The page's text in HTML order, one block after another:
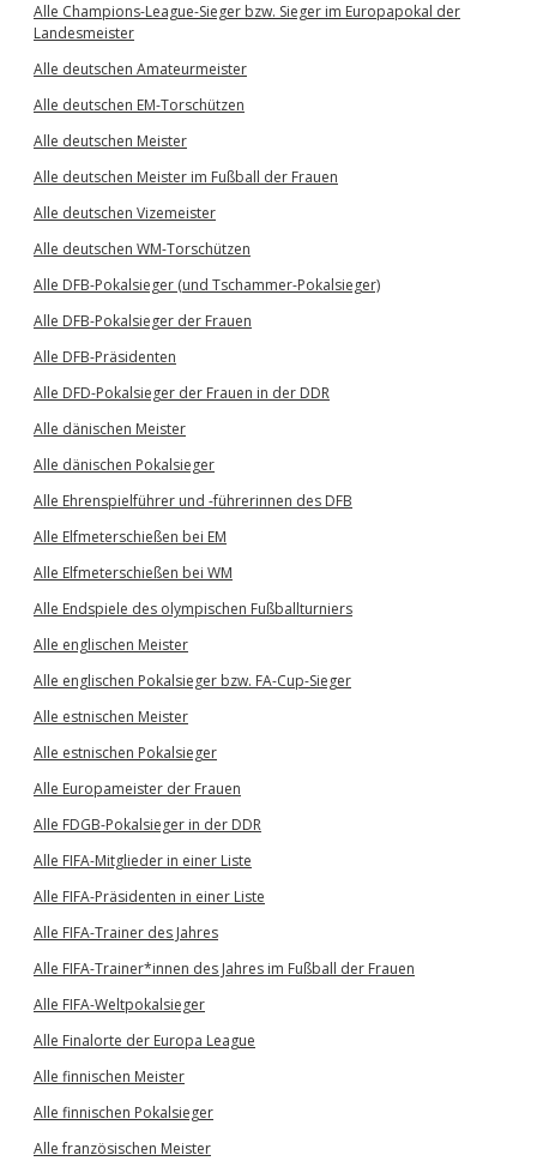
Alle Champions-League-Sieger bzw. Sieger im Europapokal der
Landesmeister
Alle deutschen Amateurmeister
Alle deutschen EM-Torschützen
Alle deutschen Meister
Alle deutschen Meister im Fußball der Frauen
Alle deutschen Vizemeister
Alle deutschen WM-Torschützen
Alle DFB-Pokalsieger (und Tschammer-Pokalsieger)
Alle DFB-Pokalsieger der Frauen
Alle DFB-Präsidenten
Alle DFD-Pokalsieger der Frauen in der DDR
Alle dänischen Meister
Alle dänischen Pokalsieger
Alle Ehrenspielführer und -führerinnen des DFB
Alle Elfmeterschießen bei EM
Alle Elfmeterschießen bei WM
Alle Endspiele des olympischen Fußballturniers
Alle englischen Meister
Alle englischen Pokalsieger bzw. FA-Cup-Sieger
Alle estnischen Meister
Alle estnischen Pokalsieger
Alle Europameister der Frauen
Alle FDGB-Pokalsieger in der DDR
Alle FIFA-Mitglieder in einer Liste
Alle FIFA-Präsidenten in einer Liste
Alle FIFA-Trainer des Jahres
Alle FIFA-Trainer*innen des Jahres im Fußball der Frauen
Alle FIFA-Weltpokalsieger
Alle Finalorte der Europa League
Alle finnischen Meister
Alle finnischen Pokalsieger
Alle französischen Meister